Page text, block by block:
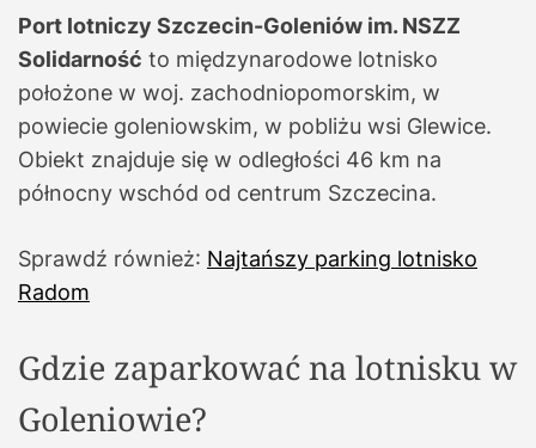
Port lotniczy Szczecin-Goleniów im. NSZZ
Solidarność to międzynarodowe lotnisko
położone w woj. zachodniopomorskim, w
powiecie goleniowskim, w pobliżu wsi Glewice.
Obiekt znajduje się w odległości 46 km na
północny wschód od centrum Szczecina.
Sprawdź również: Najtańszy parking lotnisko
Radom
Gdzie zaparkować na lotnisku w
Goleniowie?